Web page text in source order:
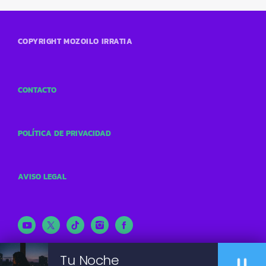
Tu Noche
COPYRIGHT MOZOILO IRRATIA
CONTACTO
POLÍTICA DE PRIVACIDAD
AVISO LEGAL